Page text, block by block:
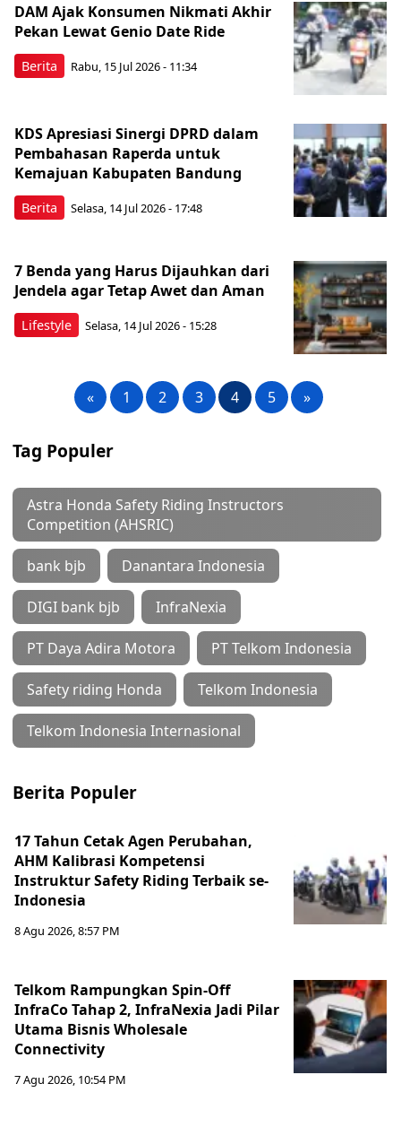
Berita
DAM Ajak Konsumen Nikmati Akhir
Pekan Lewat Genio Date Ride
Rabu, 15 Jul 2026 - 11:34
Berita
KDS Apresiasi Sinergi DPRD dalam
Pembahasan Raperda untuk
Kemajuan Kabupaten Bandung
Selasa, 14 Jul 2026 - 17:48
Lifestyle
7 Benda yang Harus Dijauhkan dari
Jendela agar Tetap Awet dan Aman
Selasa, 14 Jul 2026 - 15:28
« 1 2 3 4 5 »
Tag Populer
Astra Honda Safety Riding Instructors
Competition (AHSRIC)
bank bjb Danantara Indonesia
DIGI bank bjb InfraNexia
PT Daya Adira Motora PT Telkom Indonesia
Safety riding Honda Telkom Indonesia
Telkom Indonesia Internasional
Berita Populer
17 Tahun Cetak Agen Perubahan,
AHM Kalibrasi Kompetensi
Instruktur Safety Riding Terbaik se-
Indonesia
8 Agu 2026, 8:57 PM
Telkom Rampungkan Spin-Off
InfraCo Tahap 2, InfraNexia Jadi Pilar
Utama Bisnis Wholesale
Connectivity
7 Agu 2026, 10:54 PM